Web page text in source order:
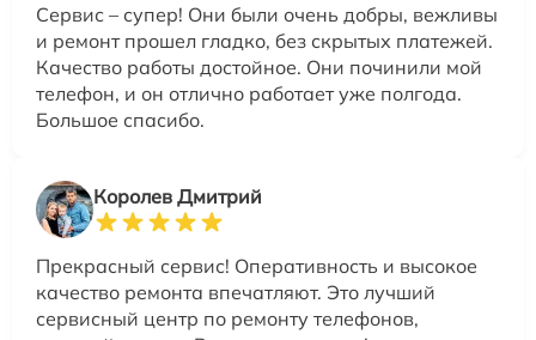
Сервис – супер! Они были очень добры, вежливы
и ремонт прошел гладко, без скрытых платежей.
Качество работы достойное. Они починили мой
телефон, и он отлично работает уже полгода.
Большое спасибо.
Королев Дмитрий
Прекрасный сервис! Оперативность и высокое
качество ремонта впечатляют. Это лучший
сервисный центр по ремонту телефонов,